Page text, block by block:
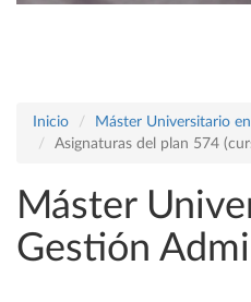
Inicio
Máster Universitario
Asignaturas del plan 574
Máster
Gestión